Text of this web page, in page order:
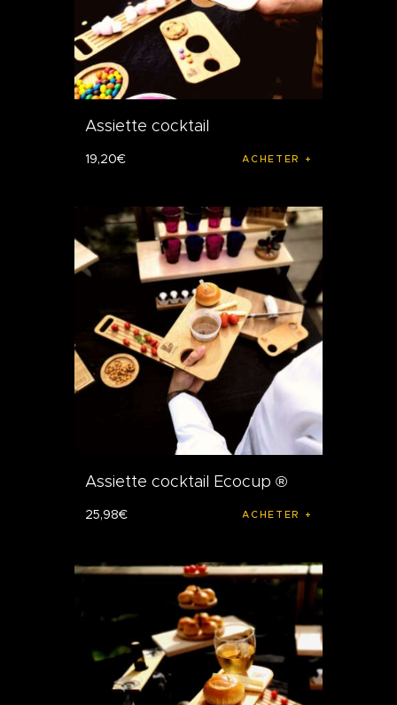
Assiette cocktail
19,20€ ACHETER
Assiette cocktail Ecocup ®
25,98€ ACHETER